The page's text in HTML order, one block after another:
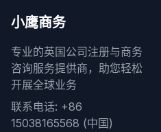
小鹰商务
专业的英国公司注册与商务
咨询服务提供商，助您轻松
开展全球业务
联系电话: +86
15038165568 (中国)